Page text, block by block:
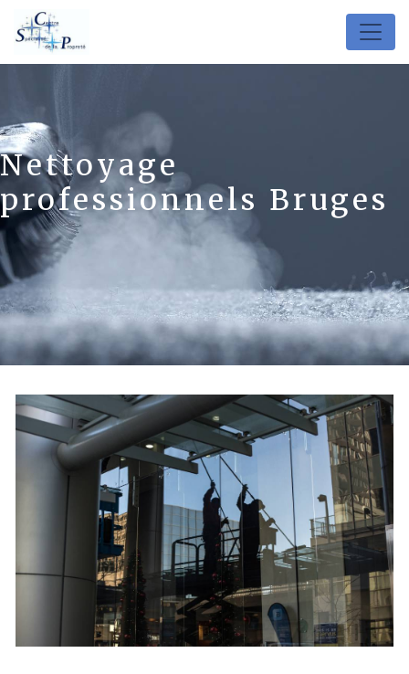
Panneau de gestion des cookies
Nettoyage
professionnels Bruges